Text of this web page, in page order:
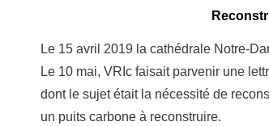
Le 15 avril 2019 la cathédrale Notre-
Le 10 mai, VRIc faisait parvenir une
dont le sujet était la nécessité de
un puits carbone à reconstruire.